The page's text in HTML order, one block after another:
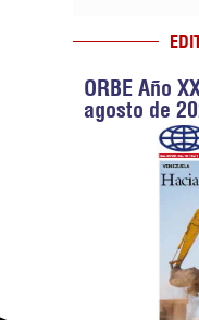
ORBE Año
agosto de